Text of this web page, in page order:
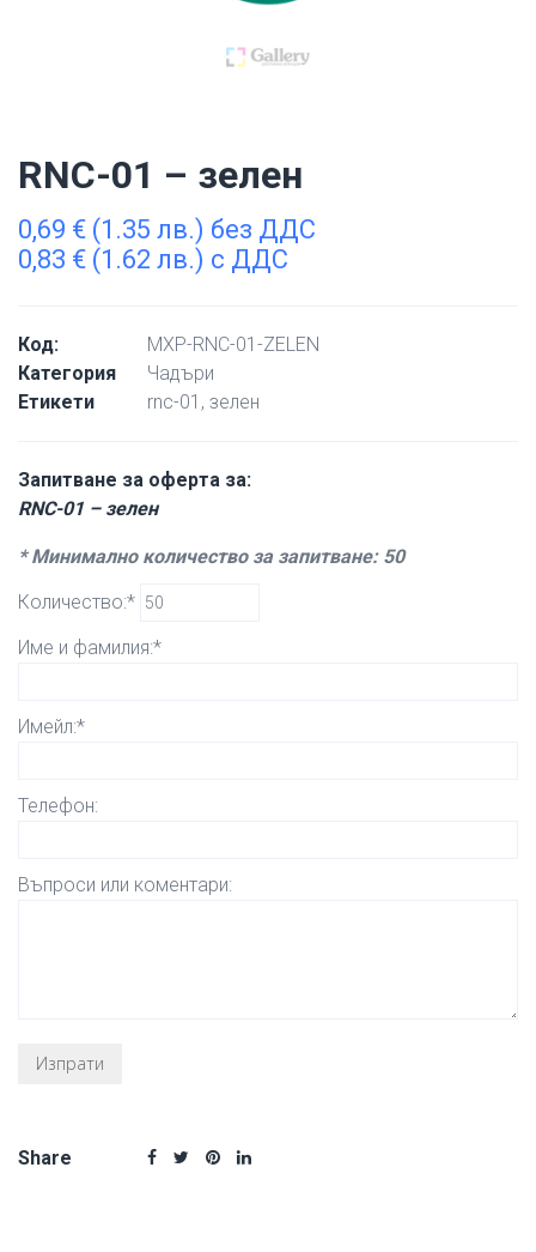
RNC-01 – зелен
0,69 € (1.35 лв.) без ДДС
0,83 € (1.62 лв.) с ДДС
Код:
MXP-RNC-01-ZELEN
Категория
Чадъри
Етикети
rnc-01 , зелен
Запитване за оферта за:
RNC-01 – зелен
* Минимално количество за запитване: 50
Количество:*
Име и фамилия:*
Имейл:*
Телефон:
Въпроси или коментари:
Share